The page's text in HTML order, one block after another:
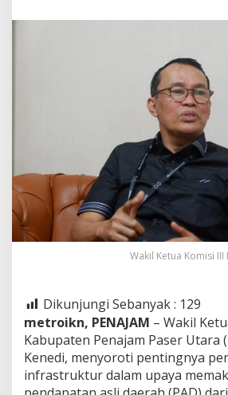
PPU
Wakil Ketua Komisi III
Dikunjungi Sebanyak : 129
metroikn, PENAJAM – Wakil
Kabupaten Penajam Paser Utara
Kenedi, menyoroti pentingnya
infrastruktur dalam upaya